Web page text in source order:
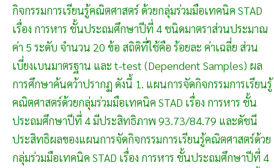
กิจกรรมการเรียนรู้คณิตศาสตร์ ด้วยกลุ่มร่วมมือเทคนิค STAD
เรื่อง การหาร ชั้นประถมศึกษาปีที่ 4 ชนิดมาตราส่วนประมาณ
ค่า 5 ระดับ จำนวน 20 ข้อ สถิติที่ใช้คือ ร้อยละ ค่าเฉลี่ย ส่วน
เบี่ยงเบนมาตรฐาน และ t-test (Dependent Samples) ผล
การศึกษาค้นคว้าปรากฏ ดังนี้ 1. แผนการจัดกิจกรรมการเรียนรู้
คณิตศาสตร์ด้วยกลุ่มร่วมมือเทคนิค STAD เรื่อง การหาร ชั้น
ประถมศึกษาปีที่ 4 มีประสิทธิภาพ 93.73/84.79 และดัชนี
ประสิทธิผลของแผนการจัดกิจกรรมการเรียนรู้คณิตศาสตร์ด้วย
กลุ่มร่วมมือเทคนิค STAD เรื่อง การหาร ชั้นประถมศึกษาปีที่ 4